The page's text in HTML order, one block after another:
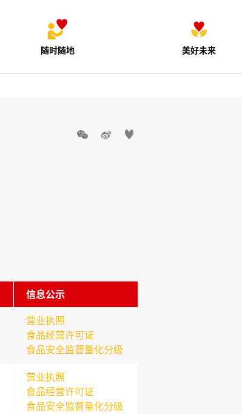
随时随地 美好未来
  
信息公示
营业执照
食品经营许可证
食品安全监督量化分级
营业执照
食品经营许可证
食品安全监督量化分级